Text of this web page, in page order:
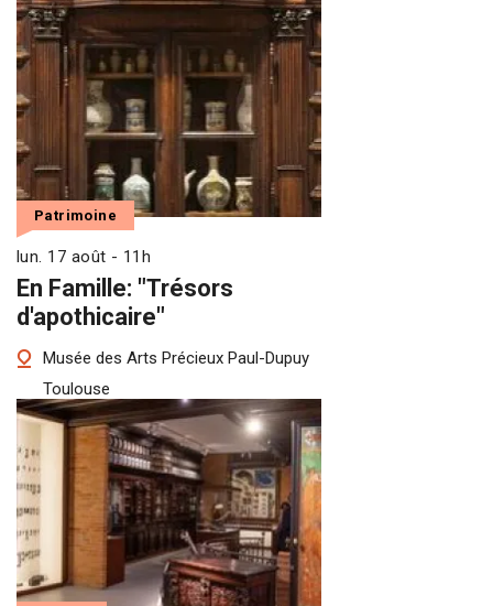
En Famille: "Trésors
d'apothicaire"
Patrimoine
lun. 17 août - 11h
Musée des Arts Précieux Paul-Dupuy
Toulouse